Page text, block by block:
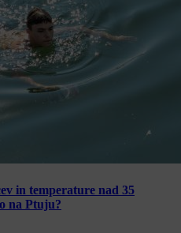
in temperature nad 35
na Ptuju?